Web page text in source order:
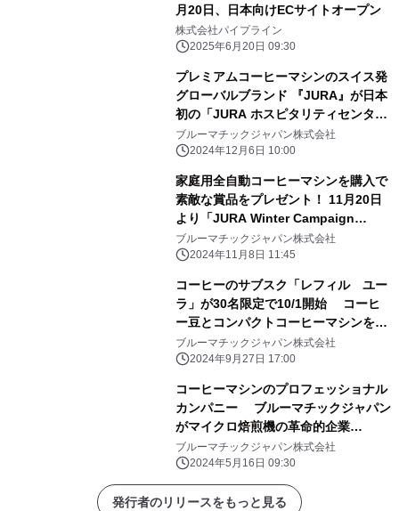
月20日、日本向けECサイトオープン
株式会社パイプライン
2025年6月20日 09:30
プレミアムコーヒーマシンのスイス発
グローバルブランド 『JURA』が日本
初の「JURA ホスピタリティセンタ
ー」を 横浜に12/7オープン
ブルーマチックジャパン株式会社
2024年12月6日 10:00
家庭用全自動コーヒーマシンを購入で
素敵な賞品をプレゼント！ 11月20日
より「JURA Winter Campaign
2024」を開催
ブルーマチックジャパン株式会社
2024年11月8日 11:45
コーヒーのサブスク「レフィル ユー
ラ」が30名限定で10/1開始 コーヒ
ー豆とコンパクトコーヒーマシンをセ
ットでお届け
ブルーマチックジャパン株式会社
2024年9月27日 17:00
コーヒーマシンのプロフェッショナル
カンパニー ブルーマチックジャパン
がマイクロ焙煎機の革命的企業
Bellwether Coffee(アメリカ)と提携
コンパクトな業務用焙煎機でコーヒー
ビジネスをサステナブルに
ブルーマチックジャパン株式会社
2024年5月16日 09:30
発行者のリリースをもっと見る